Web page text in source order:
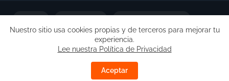
Free Blogger Templates
| Desarrollado por
Nuestro sitio usa cookies propias y de terceros para mejorar tu
experiencia.
Lee nuestra Política de Privacidad
Aceptar